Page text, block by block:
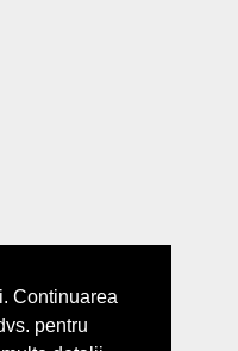
Continuarea
pentru